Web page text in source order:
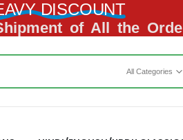
DISCOUNT
of All the
All Categories